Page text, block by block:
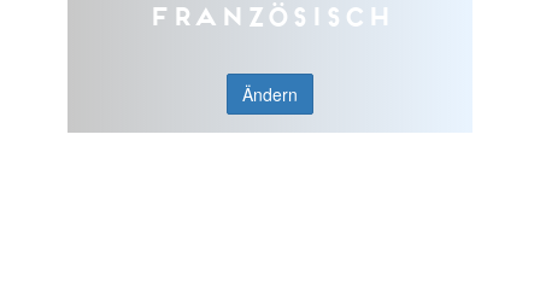
Französisch
Ändern